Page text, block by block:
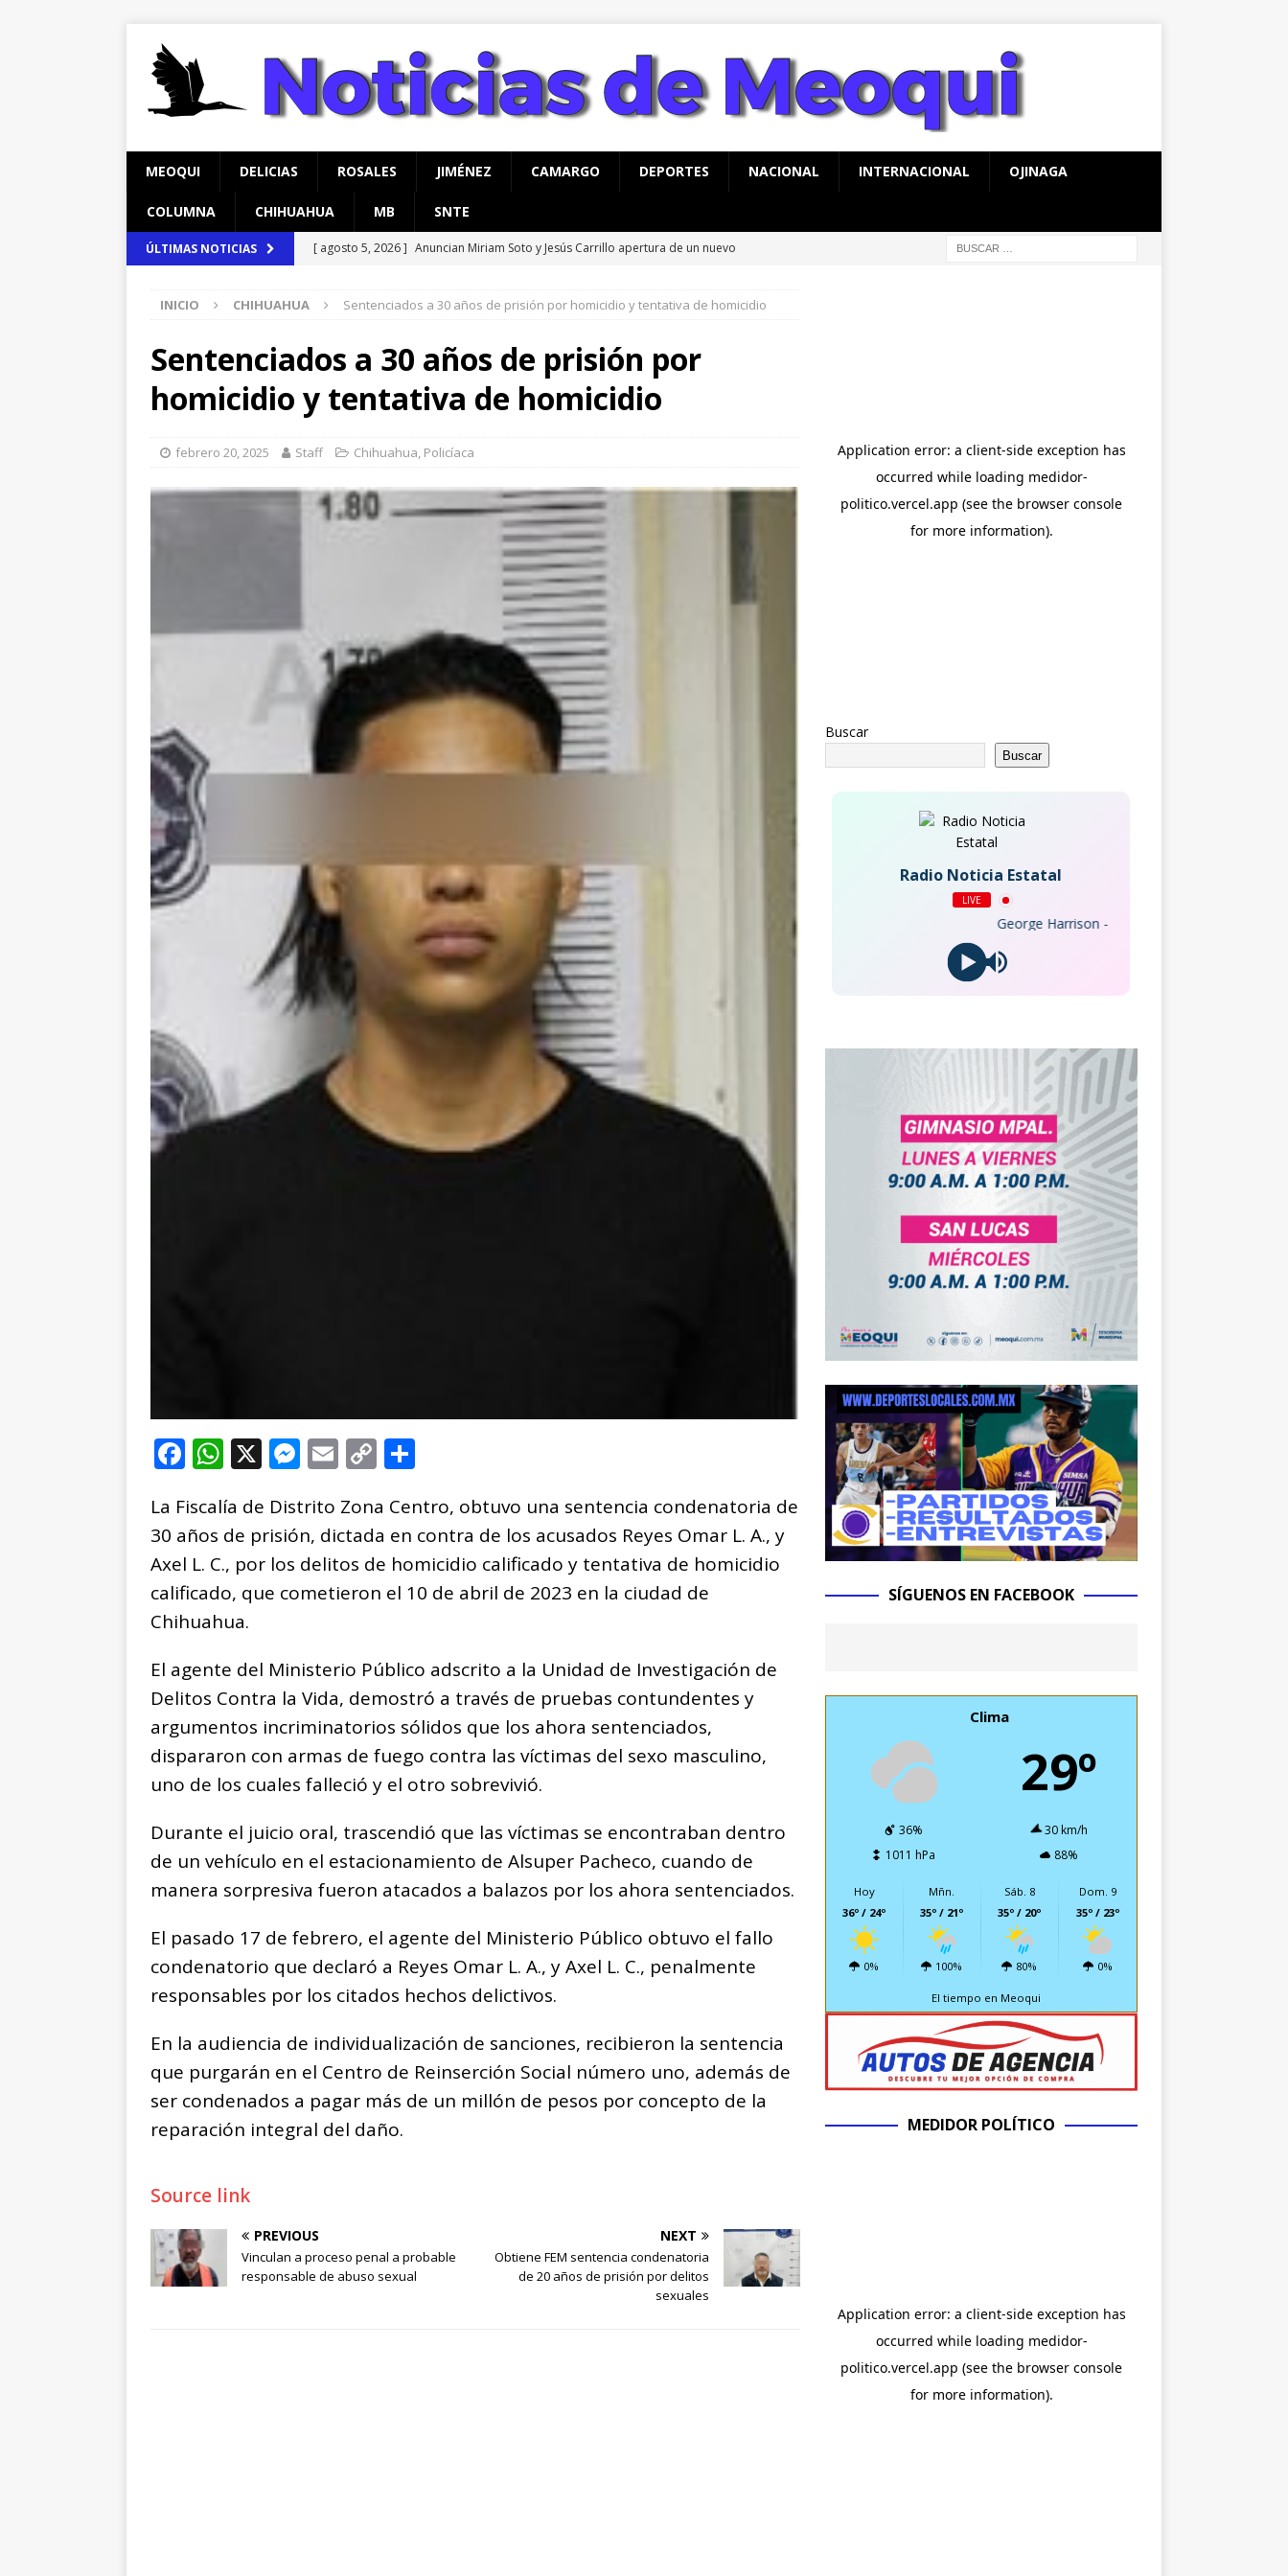
MEOQUI DELICIAS ROSALES JIMÉNEZ CAMARGO DEPORTES NACIONAL INTERNACIONAL OJINAGA
COLUMNA CHIHUAHUA MB SNTE
ÚLTIMAS NOTICIAS [ agosto 5, 2026 ] Anuncian Miriam Soto y Jesús Carrillo apertura de un nuevo
[ agosto 5, 2026 ] Realizan jornada integral de limpieza y reforestación en Nuevo San
MEOQUI
Marco Bonilla inaugura el Paso Superior de Fuerza Aérea y carretera
Aldama
CHIHUAHUA
[ agosto 6, 2026 ] *La advertencia de Maru *Más poder al poder *Barredoras… y
INICIO CHIHUAHUA Sentenciados a 30 años de prisión por homicidio y tentativa de homicidio
Sentenciados a 30 años de prisión por
homicidio y tentativa de homicidio
febrero 20, 2025 Staff Chihuahua, Policíaca
F
c
e
b
o
o
k
W
at
s
A
p
p
X M
ss
e
n
g
r
E
ai
l
C
p
y
Li
n
m
p
ar
ti
La Fiscalía de Distrito Zona Centro, obtuvo una sentencia condenatoria de
30 años de prisión, dictada en contra de los acusados Reyes Omar L. A., y
Axel L. C., por los delitos de homicidio calificado y tentativa de homicidio
calificado, que cometieron el 10 de abril de 2023 en la ciudad de
Chihuahua.
El agente del Ministerio Público adscrito a la Unidad de Investigación de
Delitos Contra la Vida, demostró a través de pruebas contundentes y
argumentos incriminatorios sólidos que los ahora sentenciados,
dispararon con armas de fuego contra las víctimas del sexo masculino,
uno de los cuales falleció y el otro sobrevivió.
Durante el juicio oral, trascendió que las víctimas se encontraban dentro
de un vehículo en el estacionamiento de Alsuper Pacheco, cuando de
manera sorpresiva fueron atacados a balazos por los ahora sentenciados.
El pasado 17 de febrero, el agente del Ministerio Público obtuvo el fallo
condenatorio que declaró a Reyes Omar L. A., y Axel L. C., penalmente
responsables por los citados hechos delictivos.
En la audiencia de individualización de sanciones, recibieron la sentencia
que purgarán en el Centro de Reinserción Social número uno, además de
ser condenados a pagar más de un millón de pesos por concepto de la
reparación integral del daño.
Source link
PREVIOUS
Vinculan a proceso penal a probable
responsable de abuso sexual
NEXT
Obtiene FEM sentencia condenatoria
de 20 años de prisión por delitos
sexuales
Buscar
Buscar
Radio Noticia Estatal
LIVE
George Harrison - My Sweet Lord (Remastered 2014)
SÍGUENOS EN FACEBOOK
Clima
29º
36%
30 km/h
1011 hPa
88%
Hoy
36º / 24º
0%
Mñn.
35º / 21º
100%
Sáb. 8
35º / 20º
80%
Dom. 9
35º / 23º
0%
El tiempo en Meoqui
MEDIDOR POLÍTICO